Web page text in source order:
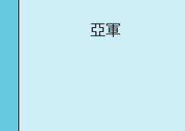
亞軍